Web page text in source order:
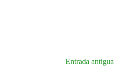
Entrada antigua